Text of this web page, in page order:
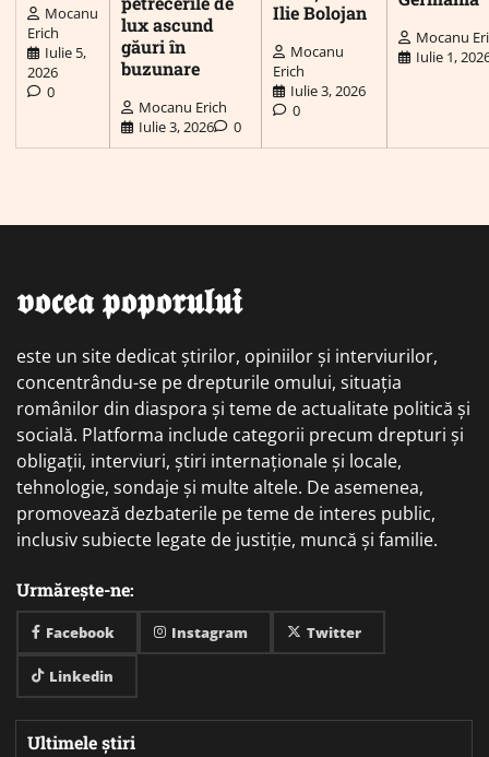
Mocanu
Erich
Iulie 5,
2026
0
lux ascund
găuri în
buzunare
Mocanu Erich
Iulie 3, 2026
0
Ilie Bolojan
Mocanu
Erich
Iulie 3, 2026
0
Mocanu
Iulie 1,
𝖛𝖔𝖈𝖊𝖆 𝖕𝖔𝖕𝖔𝖗𝖚𝖑𝖚𝖎
este un site dedicat știrilor, opiniilor și interviurilor,
concentrându-se pe drepturile omului, situația
românilor din diaspora și teme de actualitate politică și
socială. Platforma include categorii precum drepturi și
obligații, interviuri, știri internaționale și locale,
tehnologie, sondaje și multe altele. De asemenea,
promovează dezbaterile pe teme de interes public,
inclusiv subiecte legate de justiție, muncă și familie.
Urmărește-ne:
Facebook Instagram Twitter
Linkedin
Ultimele știri